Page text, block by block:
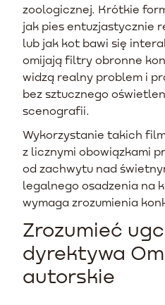
zoologicznej. Krótkie
jak pies entuzjastycznie
lub jak kot bawi się
omijają filtry obronne
widzą realny problem i
bez sztucznego
scenografii.
Wykorzystanie takich
z licznymi obowiązkami
od zachwytu nad
legalnego osadzenia na
wymaga zrozumienia
Zrozumieć
dyrektywa
autorskie